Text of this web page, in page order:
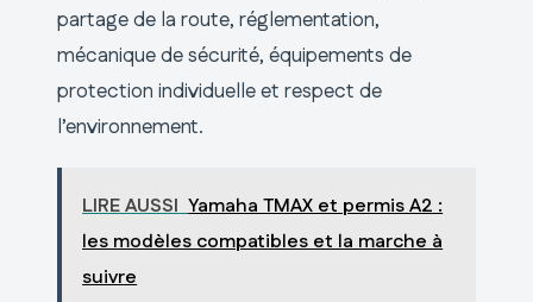
partage de la route, réglementation,
mécanique de sécurité, équipements de
protection individuelle et respect de
l’environnement.
LIRE AUSSI Yamaha TMAX et permis A2 :
les modèles compatibles et la marche à
suivre